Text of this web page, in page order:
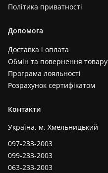
Політика приватності
Допомога
Доставка і оплата
Обмін та повернення товару
Програма лояльності
Розрахунок сертифікатом
Контакти
Україна, м. Хмельницький
097-233-2003
099-233-2003
063-233-2003